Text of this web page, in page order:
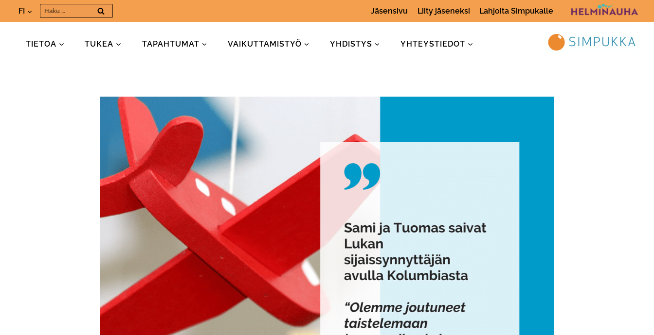
FI Haku: Jäsensivu Liity jäseneksi Lahjoita Simpukalle
TIETOA TUKEA TAPAHTUMAT VAIKUTTAMISTYÖ YHDISTYS YHTEYSTIEDOT